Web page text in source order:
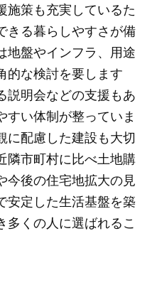
施策も充実しているた
きる暮らしやすさが備
地盤やインフラ、用途
的な検討を要します
説明会などの支援もあ
すい体制が整っていま
に配慮した建設も大切
隣市町村に比べ土地購
今後の住宅地拡大の見
安定した生活基盤を築
多くの人に選ばれるこ